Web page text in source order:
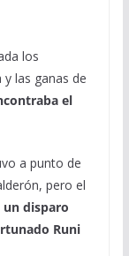
los
las ganas de
el
a punto de
pero el
un disparo
Runi